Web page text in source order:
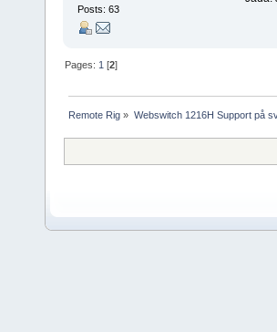
Posts: 63
Pages: 1 [2]
Remote Rig » Webswitch 1216H Support på